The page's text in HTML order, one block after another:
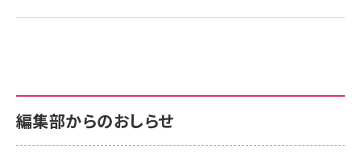
編集部からのおしらせ